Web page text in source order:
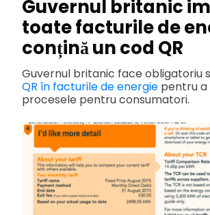
Guvernul britanic
toate facturile de
conțină un cod QR
Guvernul britanic face obligatoriu
QR în facturile de energie pentru
procesele pentru consumatori.